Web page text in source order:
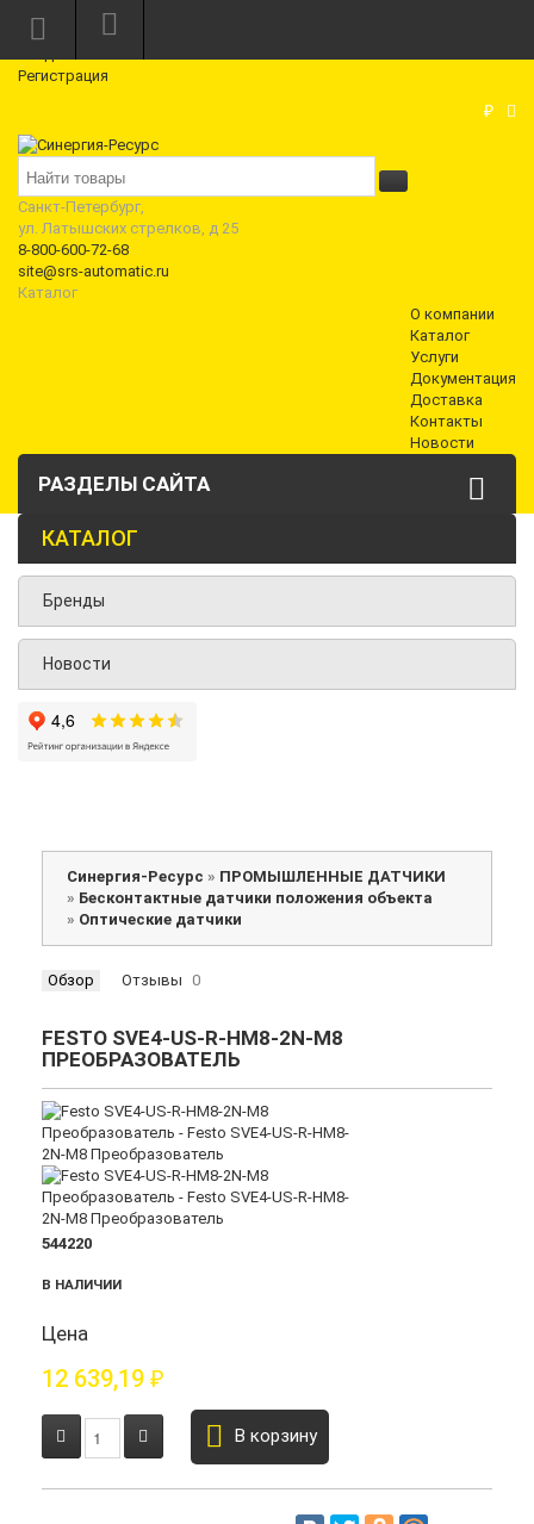
Режим работы: Пн—Пт: 10:00—18:00
Регистрация
₽
Санкт-Петербург,
ул. Латышских стрелков, д 25
8-800-600-72-68
site@srs-automatic.ru
Каталог
О компании
Каталог
Услуги
Документация
Доставка
Контакты
Новости
РАЗДЕЛЫ САЙТА
КАТАЛОГ
Бренды
Новости
Синергия-Ресурс » ПРОМЫШЛЕННЫЕ ДАТЧИКИ
» Бесконтактные датчики положения объекта
» Оптические датчики
Обзор Отзывы 0
FESTO SVE4-US-R-HM8-2N-M8
ПРЕОБРАЗОВАТЕЛЬ
544220
В НАЛИЧИИ
Цена
12 639,19 ₽
В корзину